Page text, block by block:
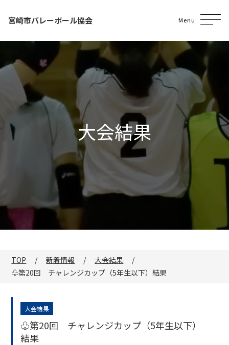
宮崎市バレーボール協会 Menu
大会結果
TOP 新着情報
大会結果
♧第20回 チャレンジカップ（5年生以下）結果
大会結果
♧第20回 チャレンジカップ（5年生以下）
結果